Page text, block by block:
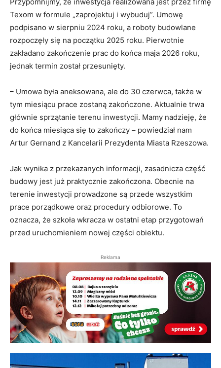
Texom w formule „zaprojektuj i wybuduj”. Umowę
podpisano w sierpniu 2024 roku, a roboty budowlane
rozpoczęły się na początku 2025 roku. Pierwotnie
zakładano zakończenie prac do końca maja 2026 roku,
jednak termin został przesunięty.
– Umowa była aneksowana, ale do 30 czerwca, także w
tym miesiącu prace zostaną zakończone. Aktualnie trwa
głównie sprzątanie terenu inwestycji. Mamy nadzieję, że
do końca miesiąca się to zakończy – powiedział nam
Artur Gernand z Kancelarii Prezydenta Miasta Rzeszowa.
Jak wynika z przekazanych informacji, zasadnicza część
budowy jest już praktycznie zakończona. Obecnie na
terenie inwestycji prowadzone są przede wszystkim
prace porządkowe oraz procedury odbiorowe. To
oznacza, że szkoła wkracza w ostatni etap przygotowań
przed uruchomieniem nowej części obiektu.
Reklama